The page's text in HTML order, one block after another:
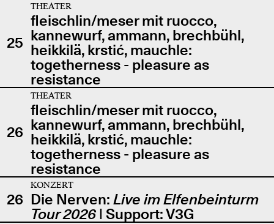
25
THEATER
fleischlin/meser mit ruocco,
kannewurf, ammann, brechbühl,
heikkilä, krstić, mauchle:
togetherness - pleasure as
resistance
26
THEATER
fleischlin/meser mit ruocco,
kannewurf, ammann, brechbühl,
heikkilä, krstić, mauchle:
togetherness - pleasure as
resistance
26
KONZERT
Die Nerven: Live im Elfenbeinturm
Tour 2026| Support: V3G